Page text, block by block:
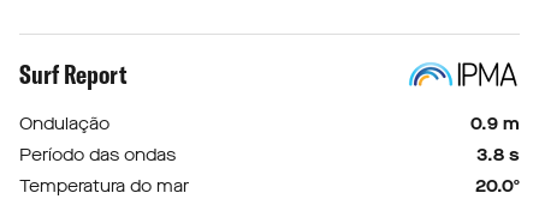
Surf Report
Ondulação
0.9 m
Período das ondas
3.8 s
Temperatura do mar
20.0º